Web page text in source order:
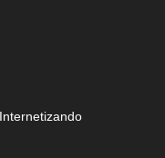
Internetizando